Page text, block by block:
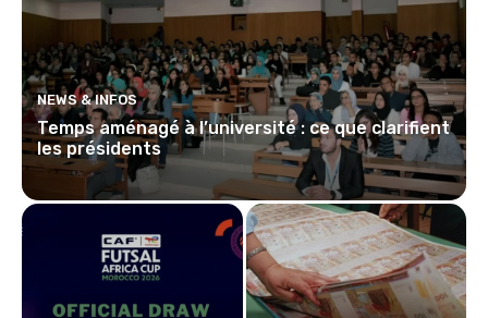
NEWS & INFOS
Temps aménagé à l’université : ce que clarifient
les présidents